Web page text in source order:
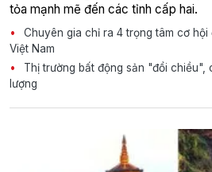
tỏa mạnh mẽ đến các tỉnh cấp hai.
Chuyên gia chỉ ra 4 trọng tâm cơ hội
Việt Nam
Thị trường bất động sản "đổi chiều",
lượng